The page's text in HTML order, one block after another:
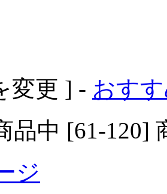
変更 ] - おす
品中 [61-120]
ジ